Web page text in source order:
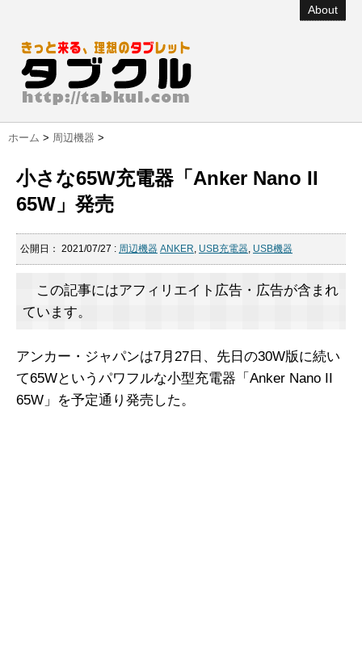
About
ホーム > 周辺機器 >
小さな65W充電器「Anker Nano II
65W」発売
公開日： 2021/07/27 : 周辺機器 ANKER, USB充電器, USB機器
この記事にはアフィリエイト広告・広告が含まれ
ています。
アンカー・ジャパンは7月27日、先日の30W版に続い
て65Wというパワフルな小型充電器「Anker Nano II
65W」を予定通り発売した。